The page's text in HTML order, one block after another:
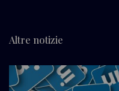
Altre notizie